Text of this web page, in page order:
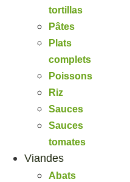
tortillas
Pâtes
Plats
complets
Poissons
Riz
Sauces
Sauces
tomates
Viandes
Abats